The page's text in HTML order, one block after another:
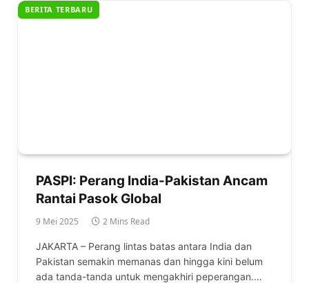
BERITA TERBARU
PASPI: Perang India-Pakistan Ancam
Rantai Pasok Global
9 Mei 2025 2 Mins Read
JAKARTA – Perang lintas batas antara India dan
Pakistan semakin memanas dan hingga kini belum
ada tanda-tanda untuk mengakhiri peperangan.…